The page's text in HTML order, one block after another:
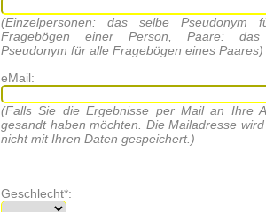
(Einzelpersonen: das selbe Pseudonym
Fragebögen einer Person, Paare:
Pseudonym für alle Fragebögen eines Paares)
eMail:
(Falls Sie die Ergebnisse per Mail an Ihre
gesandt haben möchten. Die Mailadresse
nicht mit Ihren Daten gespeichert.)
Geschlecht*: